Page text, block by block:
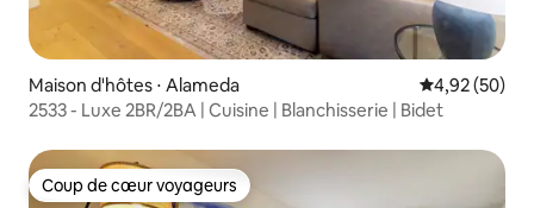
Maison d'hôtes ⋅ Alameda Évaluation
4,92 (50)
2533 - Luxe 2BR/2BA | Cuisine | Blanchisserie | Bidet
Coup de cœur voyageurs
Coup de cœur voyageurs